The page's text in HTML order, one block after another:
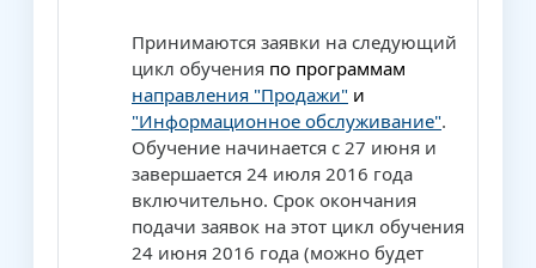
Принимаются заявки на следующий
цикл обучения по программам
направления "Продажи" и
"Информационное обслуживание".
Обучение начинается с 27 июня и
завершается 24 июля 2016 года
включительно. Срок окончания
подачи заявок на этот цикл обучения
24 июня 2016 года (можно будет